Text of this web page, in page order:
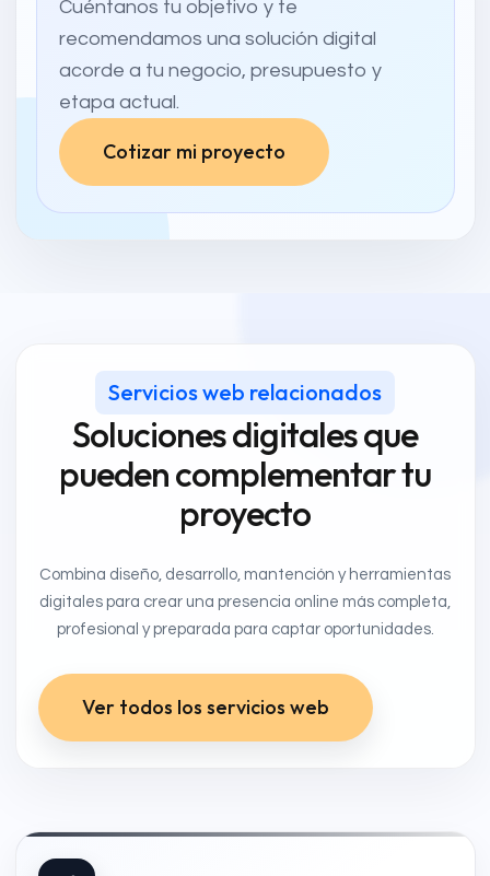
Cuéntanos tu objetivo y te
recomendamos una solución digital
acorde a tu negocio, presupuesto y
etapa actual.
Cotizar mi proyecto
Servicios web relacionados
Soluciones digitales que
pueden complementar tu
proyecto
Combina diseño, desarrollo, mantención y herramientas
digitales para crear una presencia online más completa,
profesional y preparada para captar oportunidades.
Ver todos los servicios web